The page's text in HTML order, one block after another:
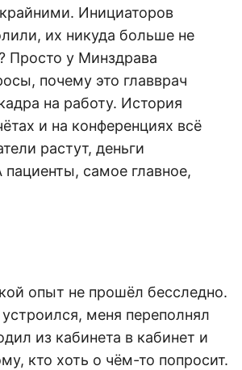
Инициаторов
их никуда больше не
Просто у Минздрава
почему это главврач
на работу. История
и на конференциях всё
растут, деньги
пациенты, самое главное,
опыт не прошёл бесследно.
меня переполнял
из кабинета в кабинет и
кто хоть о чём-то попросит.